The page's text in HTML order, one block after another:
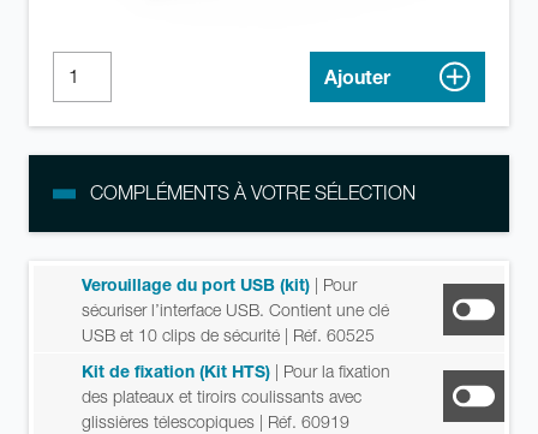
Ajouter
COMPLÉMENTS À VOTRE SÉLECTION
Verouillage du port USB (kit) | Pour
sécuriser l’interface USB. Contient une clé
USB et 10 clips de sécurité | Réf. 60525
Kit de fixation (Kit HTS) | Pour la fixation
des plateaux et tiroirs coulissants avec
glissières télescopiques | Réf. 60919